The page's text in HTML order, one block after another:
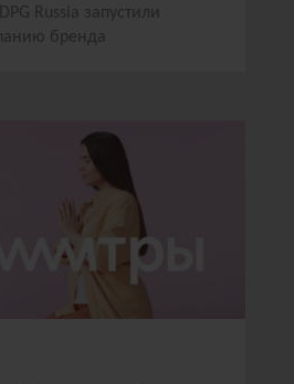
Russia запустили
бренда